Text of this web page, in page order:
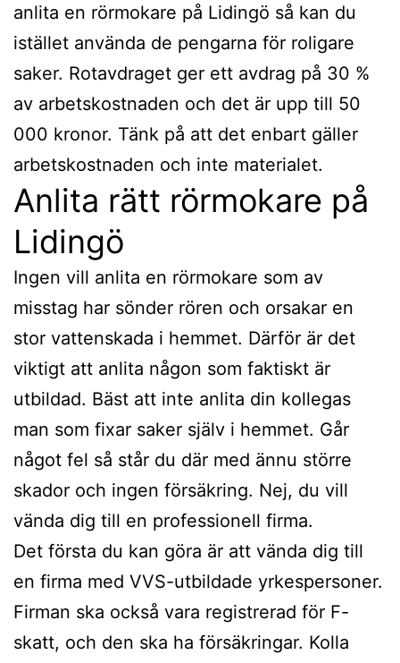
anlita en rörmokare på Lidingö så kan du
istället använda de pengarna för roligare
saker. Rotavdraget ger ett avdrag på 30 %
av arbetskostnaden och det är upp till 50
000 kronor. Tänk på att det enbart gäller
arbetskostnaden och inte materialet.
Anlita rätt rörmokare på
Lidingö
Ingen vill anlita en rörmokare som av
misstag har sönder rören och orsakar en
stor vattenskada i hemmet. Därför är det
viktigt att anlita någon som faktiskt är
utbildad. Bäst att inte anlita din kollegas
man som fixar saker själv i hemmet. Går
något fel så står du där med ännu större
skador och ingen försäkring. Nej, du vill
vända dig till en professionell firma.
Det första du kan göra är att vända dig till
en firma med VVS-utbildade yrkespersoner.
Firman ska också vara registrerad för F-
skatt, och den ska ha försäkringar. Kolla